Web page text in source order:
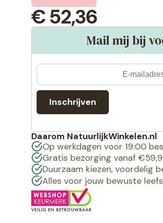
€52,36
Mail mij bij
Inschrijven
Daarom NatuurlijkWinkelen.nl
Op werkdagen voor 19:00
Gratis bezorging vanaf
Duurzaam kiezen, voordelig
Alles voor jouw bewuste